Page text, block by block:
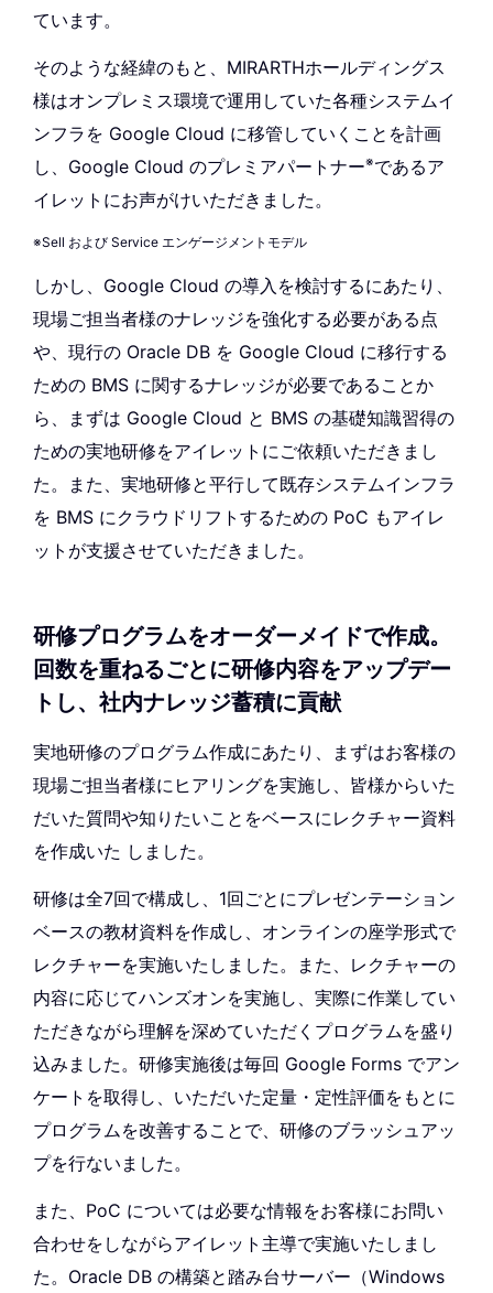
ています。
そのような経緯のもと、MIRARTHホールディングス
様はオンプレミス環境で運用していた各種システムイ
ンフラを Google Cloud に移管していくことを計画
し、Google Cloud のプレミアパートナー※であるア
イレットにお声がけいただきました。
※Sell および Service エンゲージメントモデル
しかし、Google Cloud の導入を検討するにあたり、
現場ご担当者様のナレッジを強化する必要がある点
や、現行の Oracle DB を Google Cloud に移行する
ための BMS に関するナレッジが必要であることか
ら、まずは Google Cloud と BMS の基礎知識習得の
ための実地研修をアイレットにご依頼いただきまし
た。また、実地研修と平行して既存システムインフラ
を BMS にクラウドリフトするための PoC もアイレ
ットが支援させていただきました。
研修プログラムをオーダーメイドで作成。
回数を重ねるごとに研修内容をアップデー
トし、社内ナレッジ蓄積に貢献
実地研修のプログラム作成にあたり、まずはお客様の
現場ご担当者様にヒアリングを実施し、皆様からいた
だいた質問や知りたいことをベースにレクチャー資料
を作成いた しました。
研修は全7回で構成し、1回ごとにプレゼンテーション
ベースの教材資料を作成し、オンラインの座学形式で
レクチャーを実施いたしました。また、レクチャーの
内容に応じてハンズオンを実施し、実際に作業してい
ただきながら理解を深めていただくプログラムを盛り
込みました。研修実施後は毎回 Google Forms でアン
ケートを取得し、いただいた定量・定性評価をもとに
プログラムを改善することで、研修のブラッシュアッ
プを行ないました。
また、PoC については必要な情報をお客様にお問い
合わせをしながらアイレット主導で実施いたしまし
た。Oracle DB の構築と踏み台サーバー（Windows